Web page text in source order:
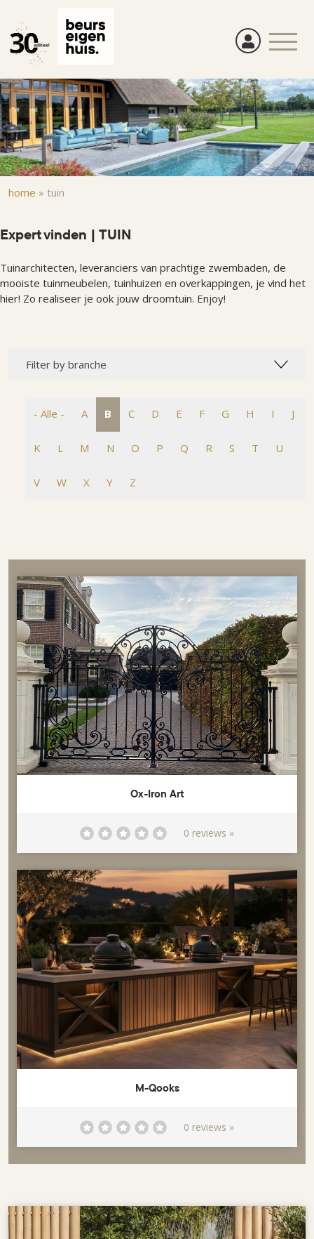
naar
de
gaan
Kruimelpad
home » tuin
Expert vinden | TUIN
Tuinarchitecten, leveranciers van prachtige zwembaden, de
mooiste tuinmeubelen, tuinhuizen en overkappingen, je vind het
hier! Zo realiseer je ook jouw droomtuin. Enjoy!
Filter by branche
- Alle - A B C D E F G H I J
K L M N O P Q R S T U
V W X Y Z
Ox-Iron Art
0 reviews »
M-Qooks
0 reviews »